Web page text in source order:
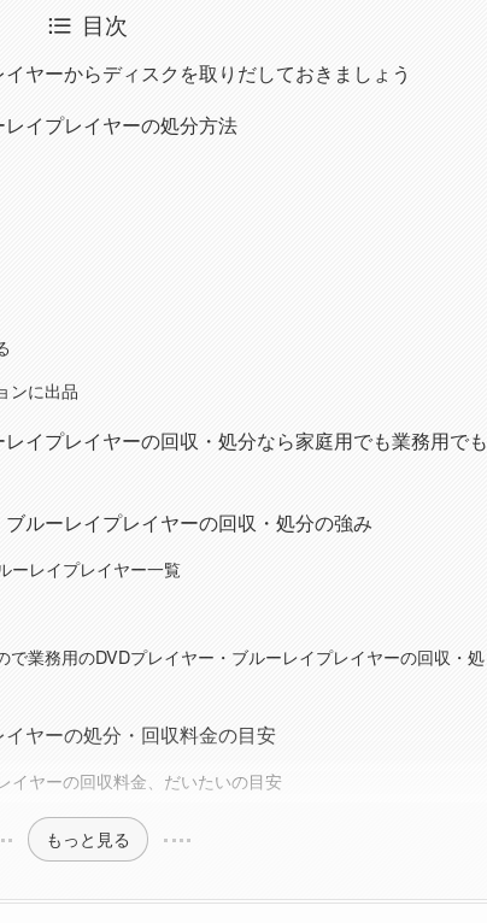
目次
ヤーからディスクを取りだしておきましょう
イプレイヤーの処分方法
ンに出品
イプレイヤーの回収・処分なら家庭用でも業務用でも
ルーレイプレイヤーの回収・処分の強み
ーレイプレイヤー一覧
で業務用のDVDプレイヤー・ブルーレイプレイヤーの回収・処
ヤーの処分・回収料金の目安
イヤーの回収料金、だいたいの目安
もっと見る